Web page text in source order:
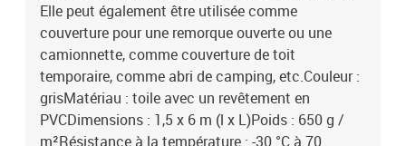
Elle peut également être utilisée comme
couverture pour une remorque ouverte ou une
camionnette, comme couverture de toit
temporaire, comme abri de camping, etc.Couleur :
grisMatériau : toile avec un revêtement en
PVCDimensions : 1,5 x 6 m (l x L)Poids : 650 g /
m²Résistance à la température : -30 °C à 70